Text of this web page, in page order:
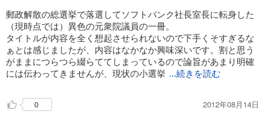
郵政解散の総選挙で落選してソフトバンク社長室長に転身した
（現時点では）異色の元衆院議員の一冊。
タイトルが内容を全く想起させられないので下手くそすぎるな
ぁとは感じましたが、内容はなかなか興味深いです。割と思う
がままにつらつら綴らててしまっているので論旨があまり明確
には伝わってきませんが、現状の小選挙 ...続きを読む
0 2012年08月14日